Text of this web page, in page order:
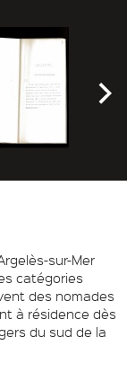
sur-Mer
catégories
des nomades
à résidence dès
du sud de la